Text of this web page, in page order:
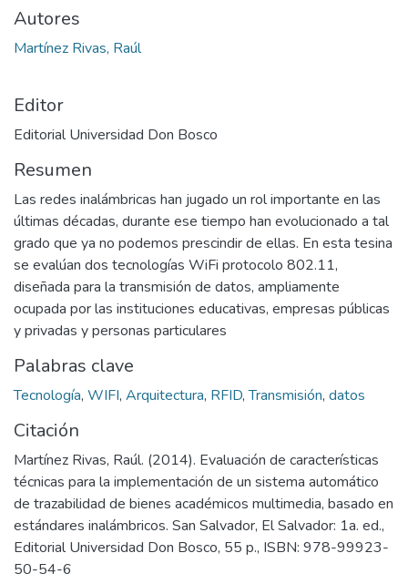
Autores
Martínez Rivas, Raúl
Editor
Editorial Universidad Don Bosco
Resumen
Las redes inalámbricas han jugado un rol importante en las
últimas décadas, durante ese tiempo han evolucionado a tal
grado que ya no podemos prescindir de ellas. En esta tesina
se evalúan dos tecnologías WiFi protocolo 802.11,
diseñada para la transmisión de datos, ampliamente
ocupada por las instituciones educativas, empresas públicas
y privadas y personas particulares
Palabras clave
Tecnología, WIFI, Arquitectura, RFID,Transmisión, datos
Citación
Martínez Rivas, Raúl. (2014). Evaluación de características
técnicas para la implementación de un sistema automático
de trazabilidad de bienes académicos multimedia, basado en
estándares inalámbricos. San Salvador, El Salvador: 1a. ed.,
Editorial Universidad Don Bosco, 55 p., ISBN: 978-99923-
50-54-6